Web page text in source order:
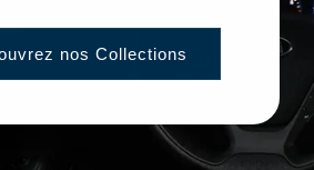
nos Collections